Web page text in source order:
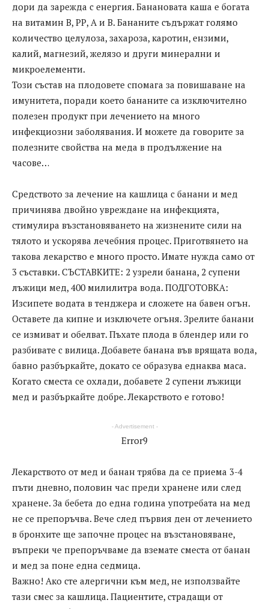
дори да зарежда с енергия. Банановата каша е богата
на витамин В, РР, А и В. Бананите съдържат голямо
количество целулоза, захароза, каротин, ензими,
калий, магнезий, желязо и други минерални и
микроелементи.
Този състав на плодовете спомага за повишаване на
имунитета, поради което бананите са изключително
полезен продукт при лечението на много
инфекциозни заболявания. И можете да говорите за
полезните свойства на меда в продължение на
часове…
Средството за лечение на кашлица с банани и мед
причинява двойно увреждане на инфекцията,
стимулира възстановяването на жизнените сили на
тялото и ускорява лечебния процес. Приготвянето на
такова лекарство е много просто. Имате нужда само от
3 съставки. СЪСТАВКИТЕ: 2 узрели банана, 2 супени
лъжици мед, 400 милилитра вода. ПОДГОТОВКА:
Изсипете водата в тенджера и сложете на бавен огън.
Оставете да кипне и изключете огъня. Зрелите банани
се измиват и обелват. Пъхате плода в блендер или го
разбивате с вилица. Добавете банана във врящата вода,
бавно разбъркайте, докато се образува еднаква маса.
Когато сместа се охлади, добавете 2 супени лъжици
мед и разбъркайте добре. Лекарството е готово!
- Advertisement -
Error9
Лекарството от мед и банан трябва да се приема 3-4
пъти дневно, половин час преди хранене или след
хранене. За бебета до една година употребата на мед
не се препоръчва. Вече след първия ден от лечението
в бронхите ще започне процес на възстановяване,
въпреки че препоръчваме да вземате сместа от банан
и мед за поне една седмица.
Важно! Ако сте алергични към мед, не използвайте
тази смес за кашлица. Пациентите, страдащи от